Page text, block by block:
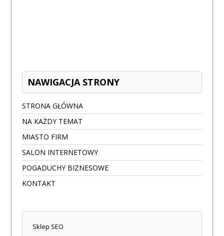
NAWIGACJA STRONY
STRONA GŁÓWNA
NA KAŻDY TEMAT
MIASTO FIRM
SALON INTERNETOWY
POGADUCHY BIZNESOWE
KONTAKT
Sklep SEO